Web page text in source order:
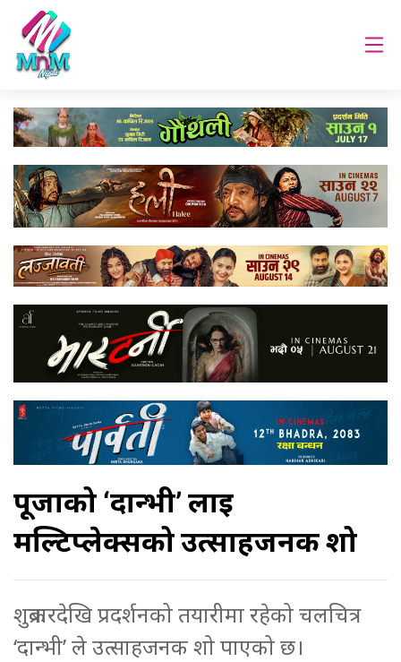
पूजाको ‘दान्भी’ लाई
मल्टिप्लेक्सको उत्साहजनक शो
शुक्रबारदेखि प्रदर्शनको तयारीमा रहेको चलचित्र
‘दान्भी’ ले उत्साहजनक शो पाएको छ।